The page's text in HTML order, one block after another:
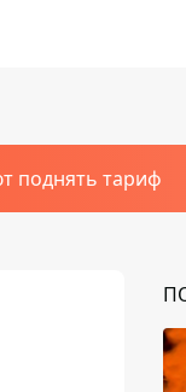
поднять тариф